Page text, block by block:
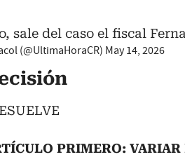
sale del caso el fiscal
(@UltimaHoraCR) May 14, 2026
PRIMERO: